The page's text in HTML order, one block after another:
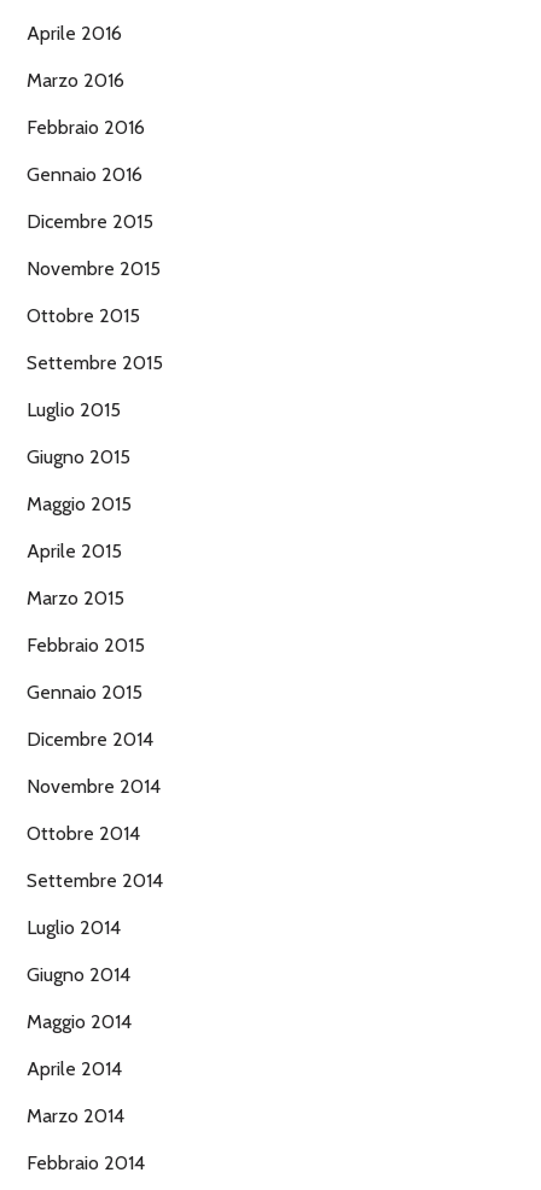
Aprile 2016
Marzo 2016
Febbraio 2016
Gennaio 2016
Dicembre 2015
Novembre 2015
Ottobre 2015
Settembre 2015
Luglio 2015
Giugno 2015
Maggio 2015
Aprile 2015
Marzo 2015
Febbraio 2015
Gennaio 2015
Dicembre 2014
Novembre 2014
Ottobre 2014
Settembre 2014
Luglio 2014
Giugno 2014
Maggio 2014
Aprile 2014
Marzo 2014
Febbraio 2014